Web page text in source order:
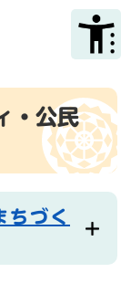
・公民
ちづく